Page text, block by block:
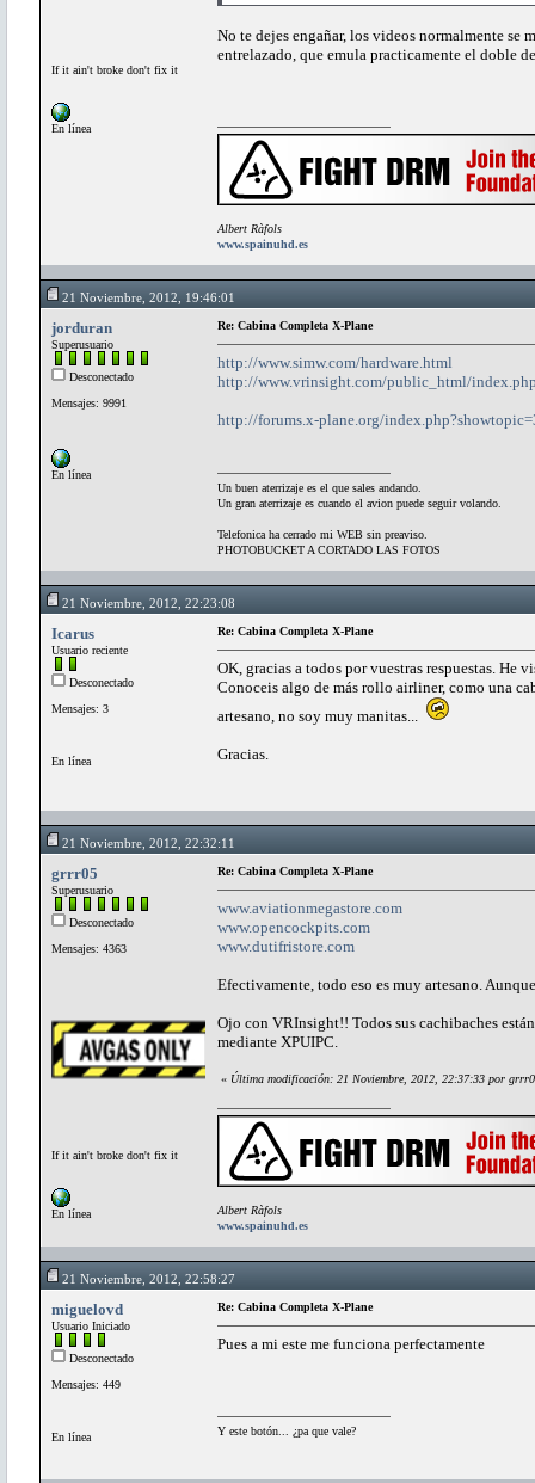
If it ain't broke don't fix it
En línea
No te dejes engañar, los videos normalmente se
entrelazado, que emula practicamente el doble
Albert Ràfols
www.spainuhd.es
21 Noviembre, 2012, 19:46:01
jorduran
Superusuario
Desconectado
Mensajes: 9991
En línea
Re: Cabina Completa X-Plane
http://www.simw.com/hardware.html
http://www.vrinsight.com/public_html/
http://forums.x-plane.org/
Un buen aterrizaje es el que sales andando.
Un gran aterrizaje es cuando el avion puede seguir volando.
Telefonica ha cerrado mi WEB sin preaviso.
PHOTOBUCKET A CORTADO LAS FOTOS
21 Noviembre, 2012, 22:23:08
Icarus
Usuario reciente
Desconectado
Mensajes: 3
En línea
Re: Cabina Completa X-Plane
OK, gracias a todos por vuestras respuestas. He
Conoceis algo de más rollo airliner, como una
artesano, no soy muy manitas...
Gracias.
21 Noviembre, 2012, 22:32:11
grrr05
Superusuario
Desconectado
Mensajes: 4363
If it ain't broke don't fix it
En línea
Re: Cabina Completa X-Plane
www.aviationmegastore.com
www.opencockpits.com
www.dutifristore.com
Efectivamente, todo eso es muy artesano.
Ojo con VRInsight!! Todos sus cachibaches
mediante XPUIPC.
« Última modificación: 21 Noviembre, 2012, 22:37:33 por
Albert Ràfols
www.spainuhd.es
21 Noviembre, 2012, 22:58:27
miguelovd
Usuario Iniciado
Desconectado
Mensajes: 449
En línea
Re: Cabina Completa X-Plane
Pues a mi este me funciona perfectamente
Y este botón... ¿pa que vale?